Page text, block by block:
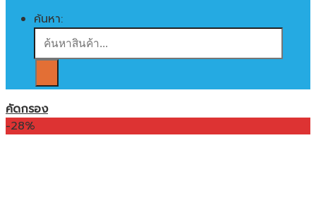
ค้นหา:
คัดกรอง
-28%